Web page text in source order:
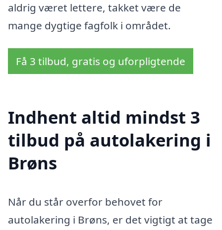
aldrig været lettere, takket være de
mange dygtige fagfolk i området.
Få 3 tilbud, gratis og uforpligtende
Indhent altid mindst 3
tilbud på autolakering i
Brøns
Når du står overfor behovet for
autolakering i Brøns, er det vigtigt at tage